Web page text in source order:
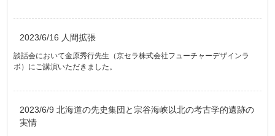
2023/6/16 人間拡張
談話会において金原秀行先生（京セラ株式会社フューチャーデザインラ
ボ）にご講演いただきました。
2023/6/9 北海道の先史集団と宗谷海峡以北の考古学的遺跡の
実情